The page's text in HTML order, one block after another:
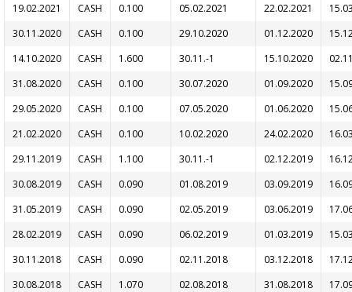
19.02.2021
CASH 0.100 05.02.2021 22.02.2021
30.11.2020
CASH 0.100 29.10.2020 01.12.2020
14.10.2020
CASH 1.600 30.11.-1 15.10.2020
31.08.2020
CASH 0.100 30.07.2020 01.09.2020
29.05.2020
CASH 0.100 07.05.2020 01.06.2020
21.02.2020
CASH 0.100 10.02.2020 24.02.2020
29.11.2019
CASH 1.100 30.11.-1 02.12.2019
30.08.2019
CASH 0.090 01.08.2019 03.09.2019
31.05.2019
CASH 0.090 02.05.2019 03.06.2019
28.02.2019
CASH 0.090 06.02.2019 01.03.2019
30.11.2018
CASH 0.090 02.11.2018 03.12.2018
30.08.2018
CASH 1.070 02.08.2018 31.08.2018